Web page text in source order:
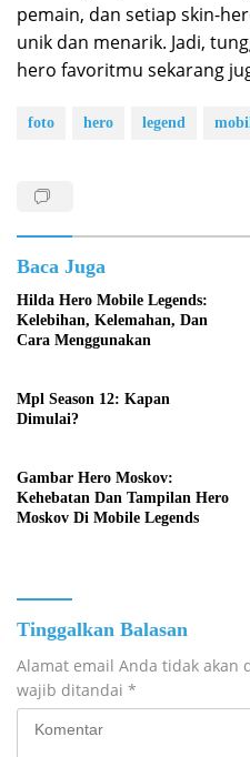
pemain, dan setiap skin-
unik dan menarik. Jadi,
hero favoritmu sekarang
foto hero legend
Baca Juga
Hilda Hero Mobile Legends:
Kelebihan, Kelemahan, Dan
Cara Menggunakan
Mpl Season 12: Kapan
Dimulai?
Gambar Hero Moskov:
Kehebatan Dan Tampilan Hero
Moskov Di Mobile Legends
Tinggalkan Balasan
Alamat email Anda tidak akan
wajib ditandai *